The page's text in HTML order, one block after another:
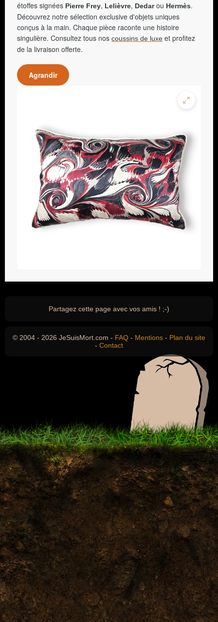
étoffes signées Pierre Frey, Lelièvre, Dedarou Hermès.
Découvrez notre sélection exclusive d'objets uniques
conçus à la main. Chaque pièce raconte une histoire
singulière. Consultez tous nos coussins de luxe et profitez
de la livraison offerte.
Agrandir
Partagez cette page avec vos amis ! ;-)
© 2004 - 2026 JeSuisMort.com - FAQ - Mentions - Plan du site
- Contact